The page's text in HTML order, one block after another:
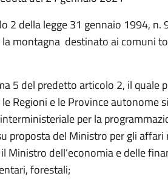
2 della legge 31 gennaio 1994,
la montagna destinato ai comuni
5 del predetto articolo 2, il quale
Regioni e le Province autonome
per la
proposta del Ministro per gli
Ministro dell’economia e delle
forestali;